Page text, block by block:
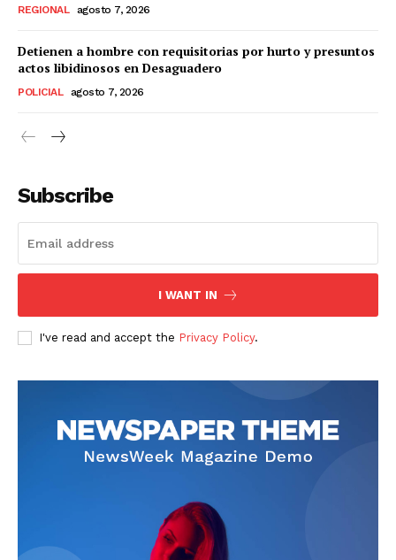
SUSCRIBETE
Nosotros
REGIONAL agosto 7, 2026
Detienen a hombre con requisitorias por hurto y presuntos
actos libidinosos en Desaguadero
POLICIAL agosto 7, 2026
Subscribe
I WANT IN
I've read and accept the Privacy Policy.